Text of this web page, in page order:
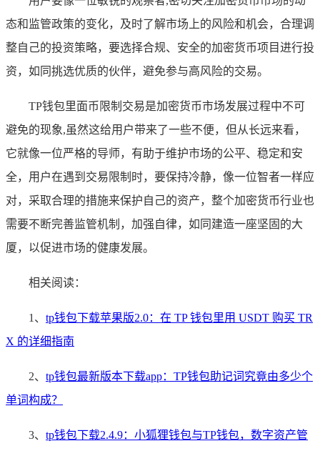
态和监管政策的变化，及时了解市场上的风险和机会，合理调
整自己的投资策略，要选择合规、安全的加密货币项目进行投
资，如同挑选优质的伙伴，避免参与高风险的交易。
TP钱包里面币限制交易是加密货币市场发展过程中不可
避免的现象,虽然这给用户带来了一些不便，但从长远来看，
它就像一位严格的导师，有助于维护市场的公平、稳定和安
全，用户在遇到交易限制时，要保持冷静，像一位智者一样应
对，采取合理的措施来保护自己的资产，整个加密货币行业也
需要不断完善监管机制，加强自律，如同建造一座坚固的大
厦，以促进市场的健康发展。
相关阅读：
1、 tp钱包下载苹果版2.0：在 TP 钱包里用 USDT 购买 TR
X 的详细指南
2、 tp钱包最新版本下载app：TP钱包助记词究竟由多少个
单词构成？
3、 tp钱包下载2.4.9：小狐狸钱包与TP钱包，数字资产管